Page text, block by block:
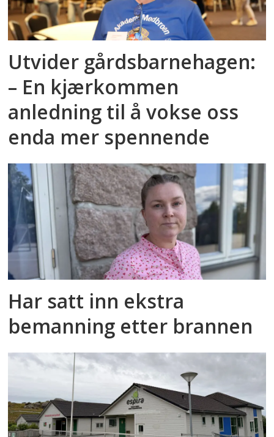
Utvider gårdsbarnehagen:
– En kjærkommen
anledning til å vokse oss
enda mer spennende
Har satt inn ekstra
bemanning etter brannen